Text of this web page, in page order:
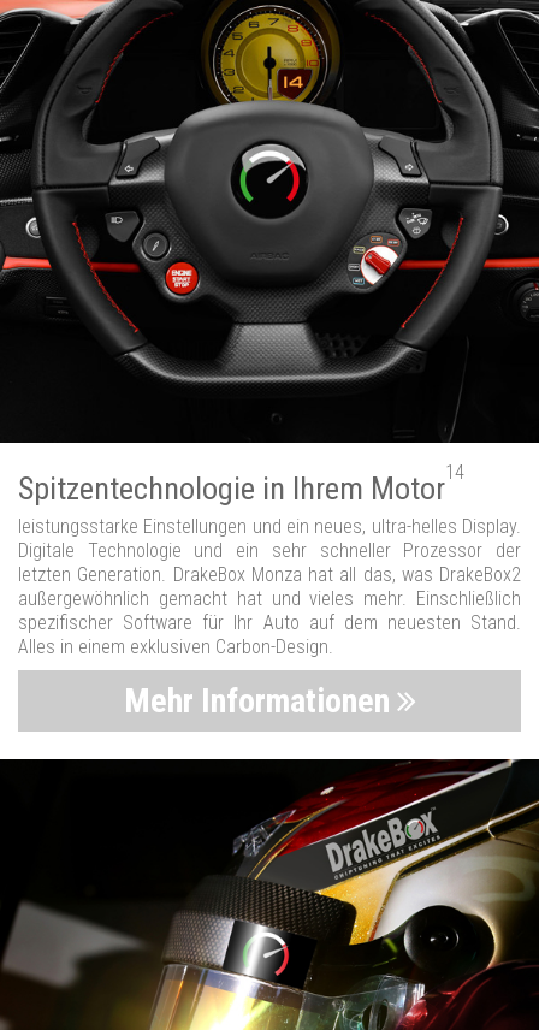
Spitzentechnologie in Ihrem Motor14
leistungsstarke Einstellungen und ein neues, ultra-helles Display.
Digitale Technologie und ein sehr schneller Prozessor der
letzten Generation. DrakeBox Monza hat all das, was DrakeBox2
außergewöhnlich gemacht hat und vieles mehr. Einschließlich
spezifischer Software für Ihr Auto auf dem neuesten Stand.
Alles in einem exklusiven Carbon-Design.
Mehr Informationen